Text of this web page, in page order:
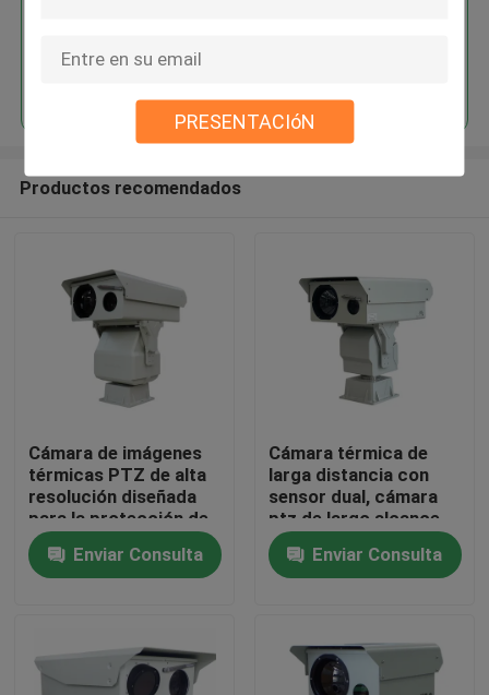
PRESENTACIóN
En casa.
Sobre nosotros
Productos recomendados
Cámara de imágenes
térmicas PTZ de alta
resolución diseñada
para la protección de
infraestructuras
críticas y el monitoreo
de procesos
Enviar Consulta
Cámara térmica de
larga distancia con
sensor dual, cámara
ptz de largo alcance,
cámara de seguridad
de largo alcance
Enviar Consulta